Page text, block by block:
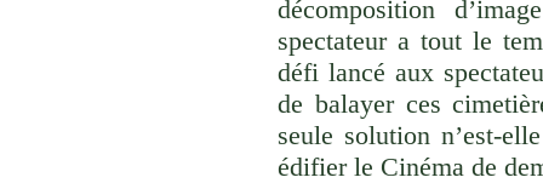
décomposition
spectateur a tout le
défi lancé aux
de balayer ces
seule solution n’est-
édifier le Cinéma de